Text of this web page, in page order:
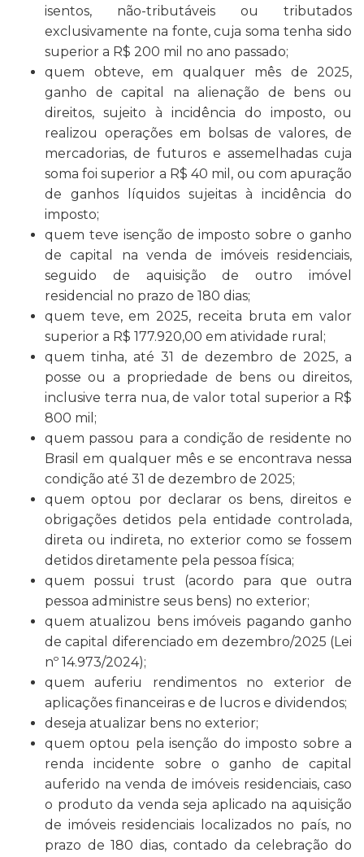
isentos, não-tributáveis ou tributados
exclusivamente na fonte, cuja soma tenha sido
superior a R$ 200 mil no ano passado;
quem obteve, em qualquer mês de 2025,
ganho de capital na alienação de bens ou
direitos, sujeito à incidência do imposto, ou
realizou operações em bolsas de valores, de
mercadorias, de futuros e assemelhadas cuja
soma foi superior a R$ 40 mil, ou com apuração
de ganhos líquidos sujeitas à incidência do
imposto;
quem teve isenção de imposto sobre o ganho
de capital na venda de imóveis residenciais,
seguido de aquisição de outro imóvel
residencial no prazo de 180 dias;
quem teve, em 2025, receita bruta em valor
superior a R$ 177.920,00 em atividade rural;
quem tinha, até 31 de dezembro de 2025, a
posse ou a propriedade de bens ou direitos,
inclusive terra nua, de valor total superior a R$
800 mil;
quem passou para a condição de residente no
Brasil em qualquer mês e se encontrava nessa
condição até 31 de dezembro de 2025;
quem optou por declarar os bens, direitos e
obrigações detidos pela entidade controlada,
direta ou indireta, no exterior como se fossem
detidos diretamente pela pessoa física;
quem possui trust (acordo para que outra
pessoa administre seus bens) no exterior;
quem atualizou bens imóveis pagando ganho
de capital diferenciado em dezembro/2025 (Lei
nº 14.973/2024);
quem auferiu rendimentos no exterior de
aplicações financeiras e de lucros e dividendos;
deseja atualizar bens no exterior;
quem optou pela isenção do imposto sobre a
renda incidente sobre o ganho de capital
auferido na venda de imóveis residenciais, caso
o produto da venda seja aplicado na aquisição
de imóveis residenciais localizados no país, no
prazo de 180 dias, contado da celebração do